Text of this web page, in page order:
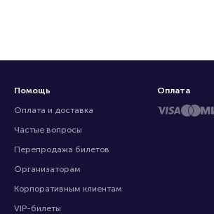
Помощь
Оплата и доставка
Частые вопросы
Перепродажа билетов
Организаторам
Корпоративным клиентам
VIP-билеты
Оплата